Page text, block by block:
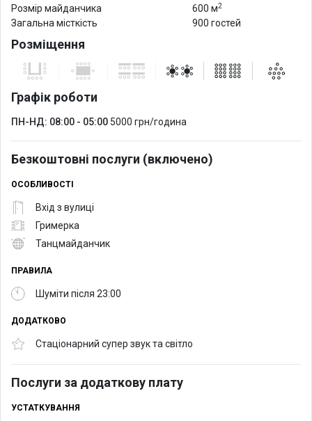
Розмір майданчика 600 м2
Загальна місткість 900 гостей
Розміщення
Графік роботи
ПН-НД: 08:00 - 05:00 5000 грн/година
Безкоштовні послуги (включено)
ОСОБЛИВОСТІ
Вхід з вулиці
Гримерка
Танцмайданчик
ПРАВИЛА
Шуміти після 23:00
ДОДАТКОВО
Стаціонарний супер звук та світло
Послуги за додаткову плату
УСТАТКУВАННЯ